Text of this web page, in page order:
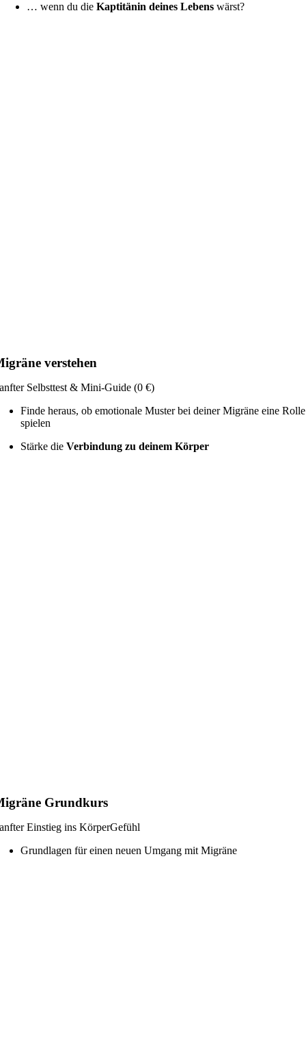
… wenn du dieKaptitänin deines Lebens wärst?
verstehen
Selbsttest & Mini-Guide (0 €)
Finde heraus, ob emotionale Muster bei deiner Migräne eine Rolle
spielen
Stärke dieVerbindung zu deinem Körper
Grundkurs
Einstieg ins KörperGefühl
Grundlagen für einen neuen Umgang mit Migräne